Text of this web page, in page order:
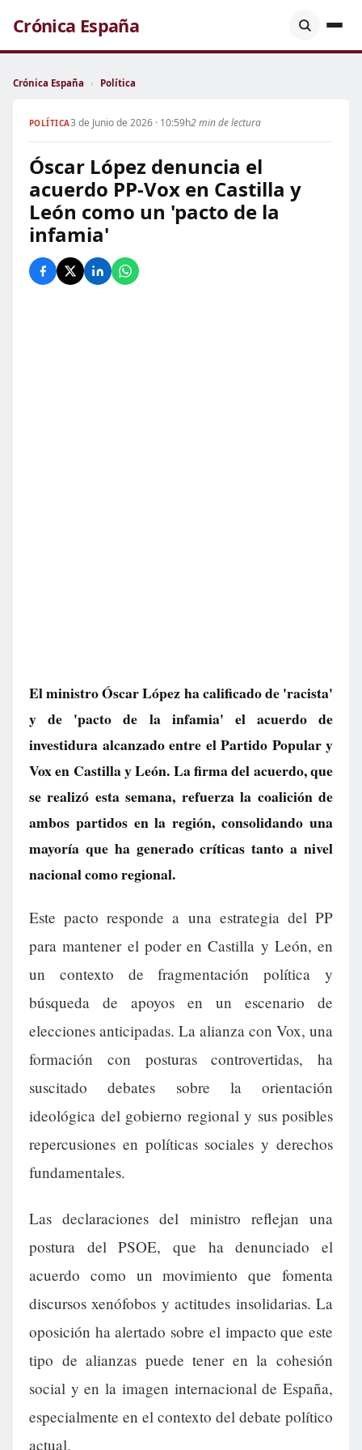
Crónica España
Crónica España › Política
POLÍTICA3 de Junio de 2026 · 10:59h2 min de lectura
Óscar López denuncia el
acuerdo PP-Vox en Castilla y
León como un 'pacto de la
infamia'
El ministro Óscar López ha calificado de 'racista'
y de 'pacto de la infamia' el acuerdo de
investidura alcanzado entre el Partido Popular y
Vox en Castilla y León. La firma del acuerdo, que
se realizó esta semana, refuerza la coalición de
ambos partidos en la región, consolidando una
mayoría que ha generado críticas tanto a nivel
nacional como regional.
Este pacto responde a una estrategia del PP
para mantener el poder en Castilla y León, en
un contexto de fragmentación política y
búsqueda de apoyos en un escenario de
elecciones anticipadas. La alianza con Vox, una
formación con posturas controvertidas, ha
suscitado debates sobre la orientación
ideológica del gobierno regional y sus posibles
repercusiones en políticas sociales y derechos
fundamentales.
Las declaraciones del ministro reflejan una
postura del PSOE, que ha denunciado el
acuerdo como un movimiento que fomenta
discursos xenófobos y actitudes insolidarias. La
oposición ha alertado sobre el impacto que este
tipo de alianzas puede tener en la cohesión
social y en la imagen internacional de España,
especialmente en el contexto del debate político
actual.